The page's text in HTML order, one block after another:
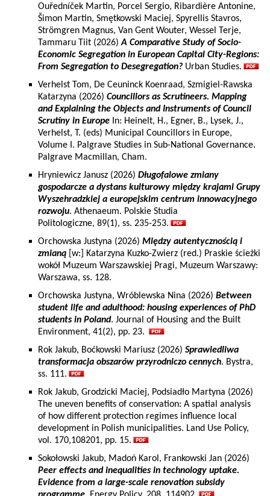
Ouředníček Martin, Porcel Sergio, Ribardière Antonine,
Šimon Martin, Smętkowski Maciej, Spyrellis Stavros,
Strömgren Magnus, Van Gent Wouter, Wessel Terje,
Tammaru Tiit (2026)A Comparative Study of Socio-
Economic Segregation in European Capital City-Regions:
From Segregation to Desegregation? Urban Studies.
Verhelst Tom, De Ceuninck Koenraad, Szmigiel-Rawska
Katarzyna (2026) Councillors as Scrutineers. Mapping
and Explaining the Objects and Instruments of Council
Scrutiny in Europe In: Heinelt, H., Egner, B., Lysek, J.,
Verhelst, T. (eds) Municipal Councillors in Europe,
Volume I. Palgrave Studies in Sub-National Governance.
Palgrave Macmillan, Cham.
Hryniewicz Janusz (2026) Długofalowe zmiany
gospodarcze a dystans kulturowy między krajami Grupy
Wyszehradzkiej a europejskim centrum innowacyjnego
rozwoju. Athenaeum. Polskie Studia
Politologiczne, 89(1), ss. 235-253.
Orchowska Justyna (2026) Między autentycznością i
zmianą [w:] Katarzyna Kuzko-Zwierz (red.) Praskie ścieżki
wokół Muzeum Warszawskiej Pragi, Muzeum Warszawy:
Warszawa, ss. 128.
Orchowska Justyna, Wróblewska Nina (2026) Between
student life and adulthood: housing experiences of PhD
students in Poland. Journal of Housing and the Built
Environment, 41(2), pp. 23.
Rok Jakub, Boćkowski Mariusz (2026) Sprawiedliwa
transformacja obszarów przyrodniczo cennych. Bystra,
ss. 111.
Rok Jakub, Grodzicki Maciej, Podsiadło Martyna (2026)
The uneven benefits of conservation: A spatial analysis
of how different protection regimes influence local
development in Polish municipalities. Land Use Policy,
vol. 170,108201, pp. 15.
Sokołowski Jakub, Madoń Karol, Frankowski Jan (2026)
Peer effects and inequalities in technology uptake.
Evidence from a large-scale renovation subsidy